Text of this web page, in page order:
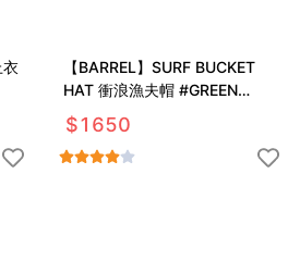
衣
【BARREL】SURF BUCKET
HAT 衝浪漁夫帽 #GREEN
PALM
$1650